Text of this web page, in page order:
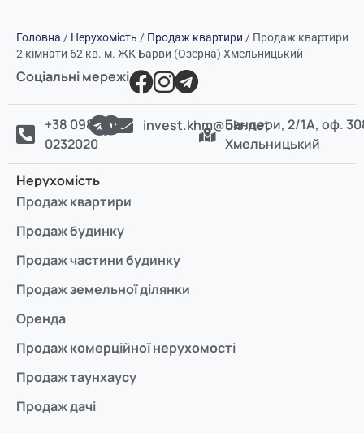
Головна / Нерухомість / Продаж квартири / Продаж квартири
2 кімнати 62 кв. м. ЖК Барви (Озерна) Хмельницький
Соціальні мережі
+38 098
0232020
invest.khm@ukr.netБандери, 2/1А, оф.
Хмельницький
Нерухомість
Продаж квартири
Продаж будинку
Продаж частини будинку
Продаж земельної ділянки
Оренда
Продаж комерційної нерухомості
Продаж таунхаусу
Продаж дачі